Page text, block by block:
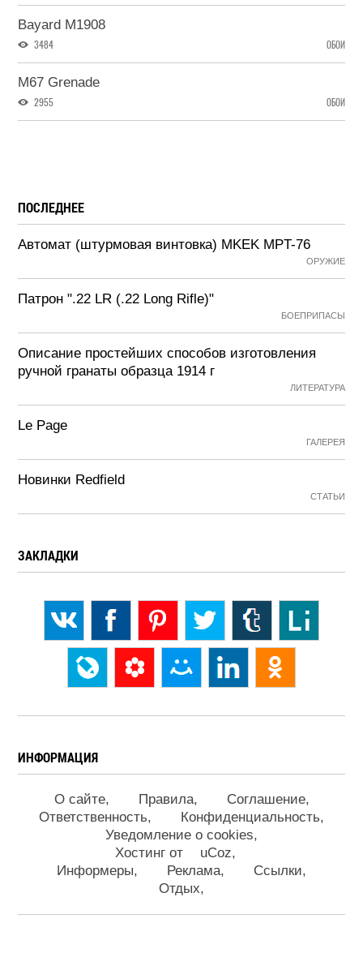
Bayard M1908
3484 ОБОИ
M67 Grenade
2955 ОБОИ
ПОСЛЕДНЕЕ
Автомат (штурмовая винтовка) MKEK MPT-76
ОРУЖИЕ
Патрон ".22 LR (.22 Long Rifle)"
БОЕПРИПАСЫ
Описание простейших способов изготовления
ручной гранаты образца 1914 г
ЛИТЕРАТУРА
Le Page
ГАЛЕРЕЯ
Новинки Redfield
СТАТЬИ
ЗАКЛАДКИ
ИНФОРМАЦИЯ
О сайте Правила
Соглашение
Ответственность
Конфиденциальность
Уведомление о cookies
Хостинг от
uCoz
Информеры
Реклама
Ссылки
Отдых